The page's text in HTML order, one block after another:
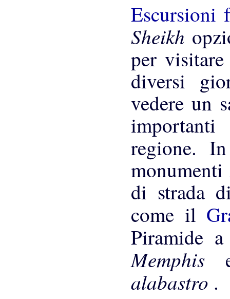
Sheikh
per
diversi
vedere un
regione.
monumenti
di strada
come il
Piramide
Memphis
alabastro .